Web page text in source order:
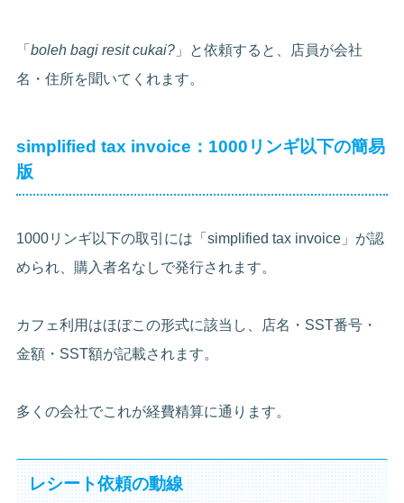
「boleh bagi resit cukai? 」と依頼すると、店員が会社
名・住所を聞いてくれます。
simplified tax invoice：1000リンギ以下の簡易
版
1000リンギ以下の取引には「simplified tax invoice」が認
められ、購入者名なしで発行されます。
カフェ利用はほぼこの形式に該当し、店名・SST番号・
金額・SST額が記載されます。
多くの会社でこれが経費精算に通ります。
レシート依頼の動線